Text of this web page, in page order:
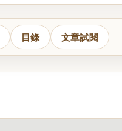
目錄 文章試閱